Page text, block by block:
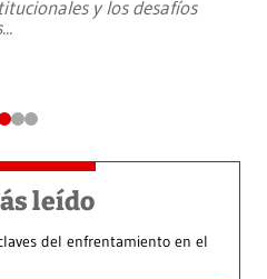
y los desafíos
...
leído
del enfrentamiento en el